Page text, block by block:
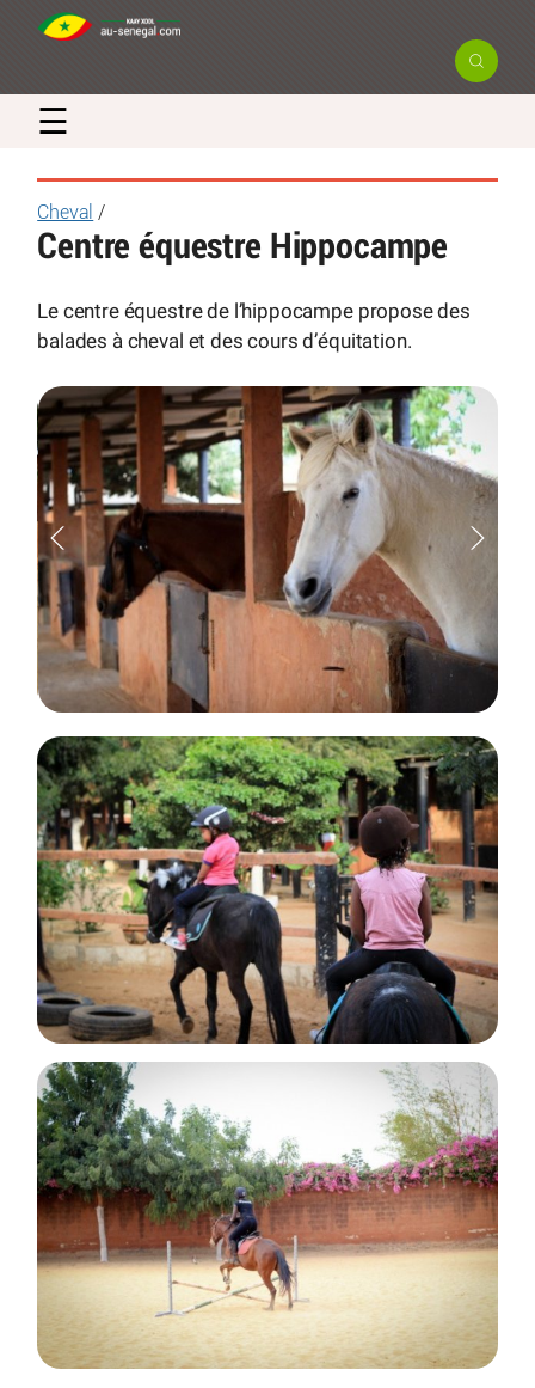
☰
Cheval /
Centre équestre Hippocampe
Le centre équestre de l’hippocampe propose des
balades à cheval et des cours d’équitation.